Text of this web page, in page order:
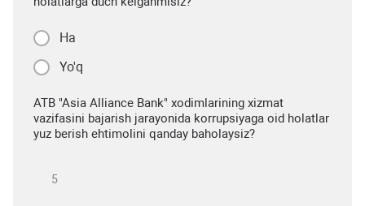
Ha
Yo'q
ATB "Asia Alliance Bank" xodimlarining xizmat
vazifasini bajarish jarayonida korrupsiyaga oid holatlar
yuz berish ehtimolini qanday baholaysiz?